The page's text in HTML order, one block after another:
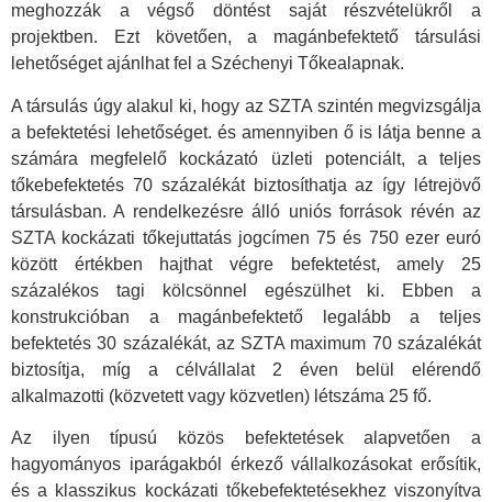
meghozzák a végső döntést saját részvételükről a
projektben. Ezt követően, a magánbefektető társulási
lehetőséget ajánlhat fel a Széchenyi Tőkealapnak.
A társulás úgy alakul ki, hogy az SZTA szintén megvizsgálja
a befektetési lehetőséget. és amennyiben ő is látja benne a
számára megfelelő kockázató üzleti potenciált, a teljes
tőkebefektetés 70 százalékát biztosíthatja az így létrejövő
társulásban. A rendelkezésre álló uniós források révén az
SZTA kockázati tőkejuttatás jogcímen 75 és 750 ezer euró
között értékben hajthat végre befektetést, amely 25
százalékos tagi kölcsönnel egészülhet ki. Ebben a
konstrukcióban a magánbefektető legalább a teljes
befektetés 30 százalékát, az SZTA maximum 70 százalékát
biztosítja, míg a célvállalat 2 éven belül elérendő
alkalmazotti (közvetett vagy közvetlen) létszáma 25 fő.
Az ilyen típusú közös befektetések alapvetően a
hagyományos iparágakból érkező vállalkozásokat erősítik,
és a klasszikus kockázati tőkebefektetésekhez viszonyítva